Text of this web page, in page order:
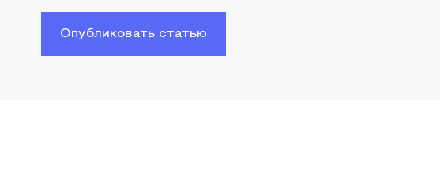
Опубликовать статью